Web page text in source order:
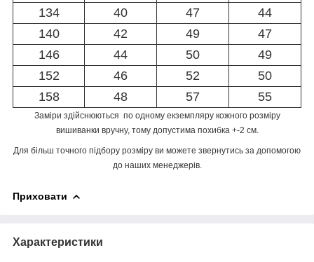
134
40 47
44
140
42 49
47
146
44 50
49
152
46 52
50
158
48 57 55
Заміри здійснюються по одному екземпляру кожного розміру
вишиванки вручну, тому допустима похибка +-2 см.
Для більш точного підбору розміру ви можете звернутись за допомогою
до наших менеджерів.
Приховати
Характеристики